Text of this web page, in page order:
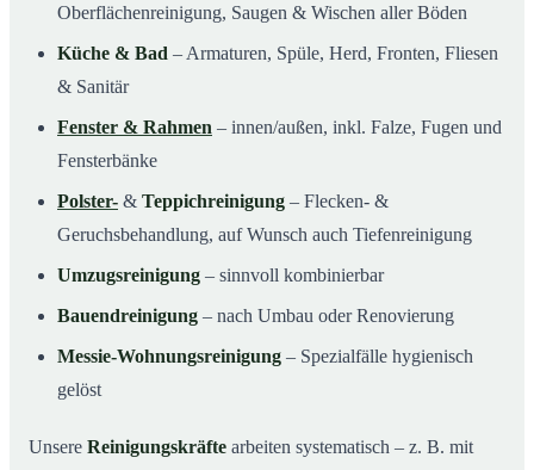
Oberflächenreinigung, Saugen & Wischen aller Böden
Küche & Bad – Armaturen, Spüle, Herd, Fronten, Fliesen
& Sanitär
Fenster & Rahmen – innen/außen, inkl. Falze, Fugen und
Fensterbänke
Polster- & Teppichreinigung – Flecken- &
Geruchsbehandlung, auf Wunsch auch Tiefenreinigung
Umzugsreinigung – sinnvoll kombinierbar
Bauendreinigung – nach Umbau oder Renovierung
Messie-Wohnungsreinigung – Spezialfälle hygienisch
gelöst
Unsere Reinigungskräfte arbeiten systematisch – z. B. mit